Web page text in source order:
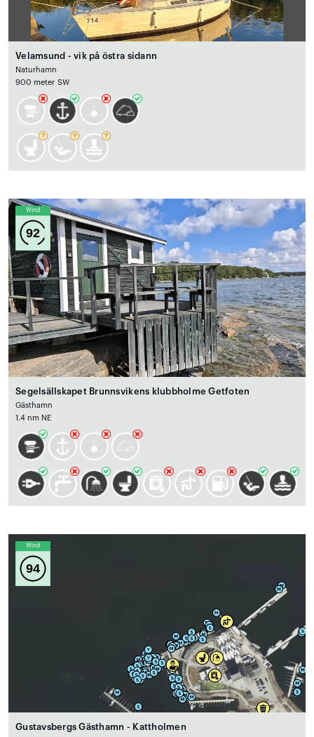
Velamsund - vik på östra sidann
Naturhamn
900 meter SW
Wind
92
Segelsällskapet Brunnsvikens klubbholme Getfoten
Gästhamn
1.4 nm NE
Wind
94
Gustavsbergs Gästhamn - Kattholmen